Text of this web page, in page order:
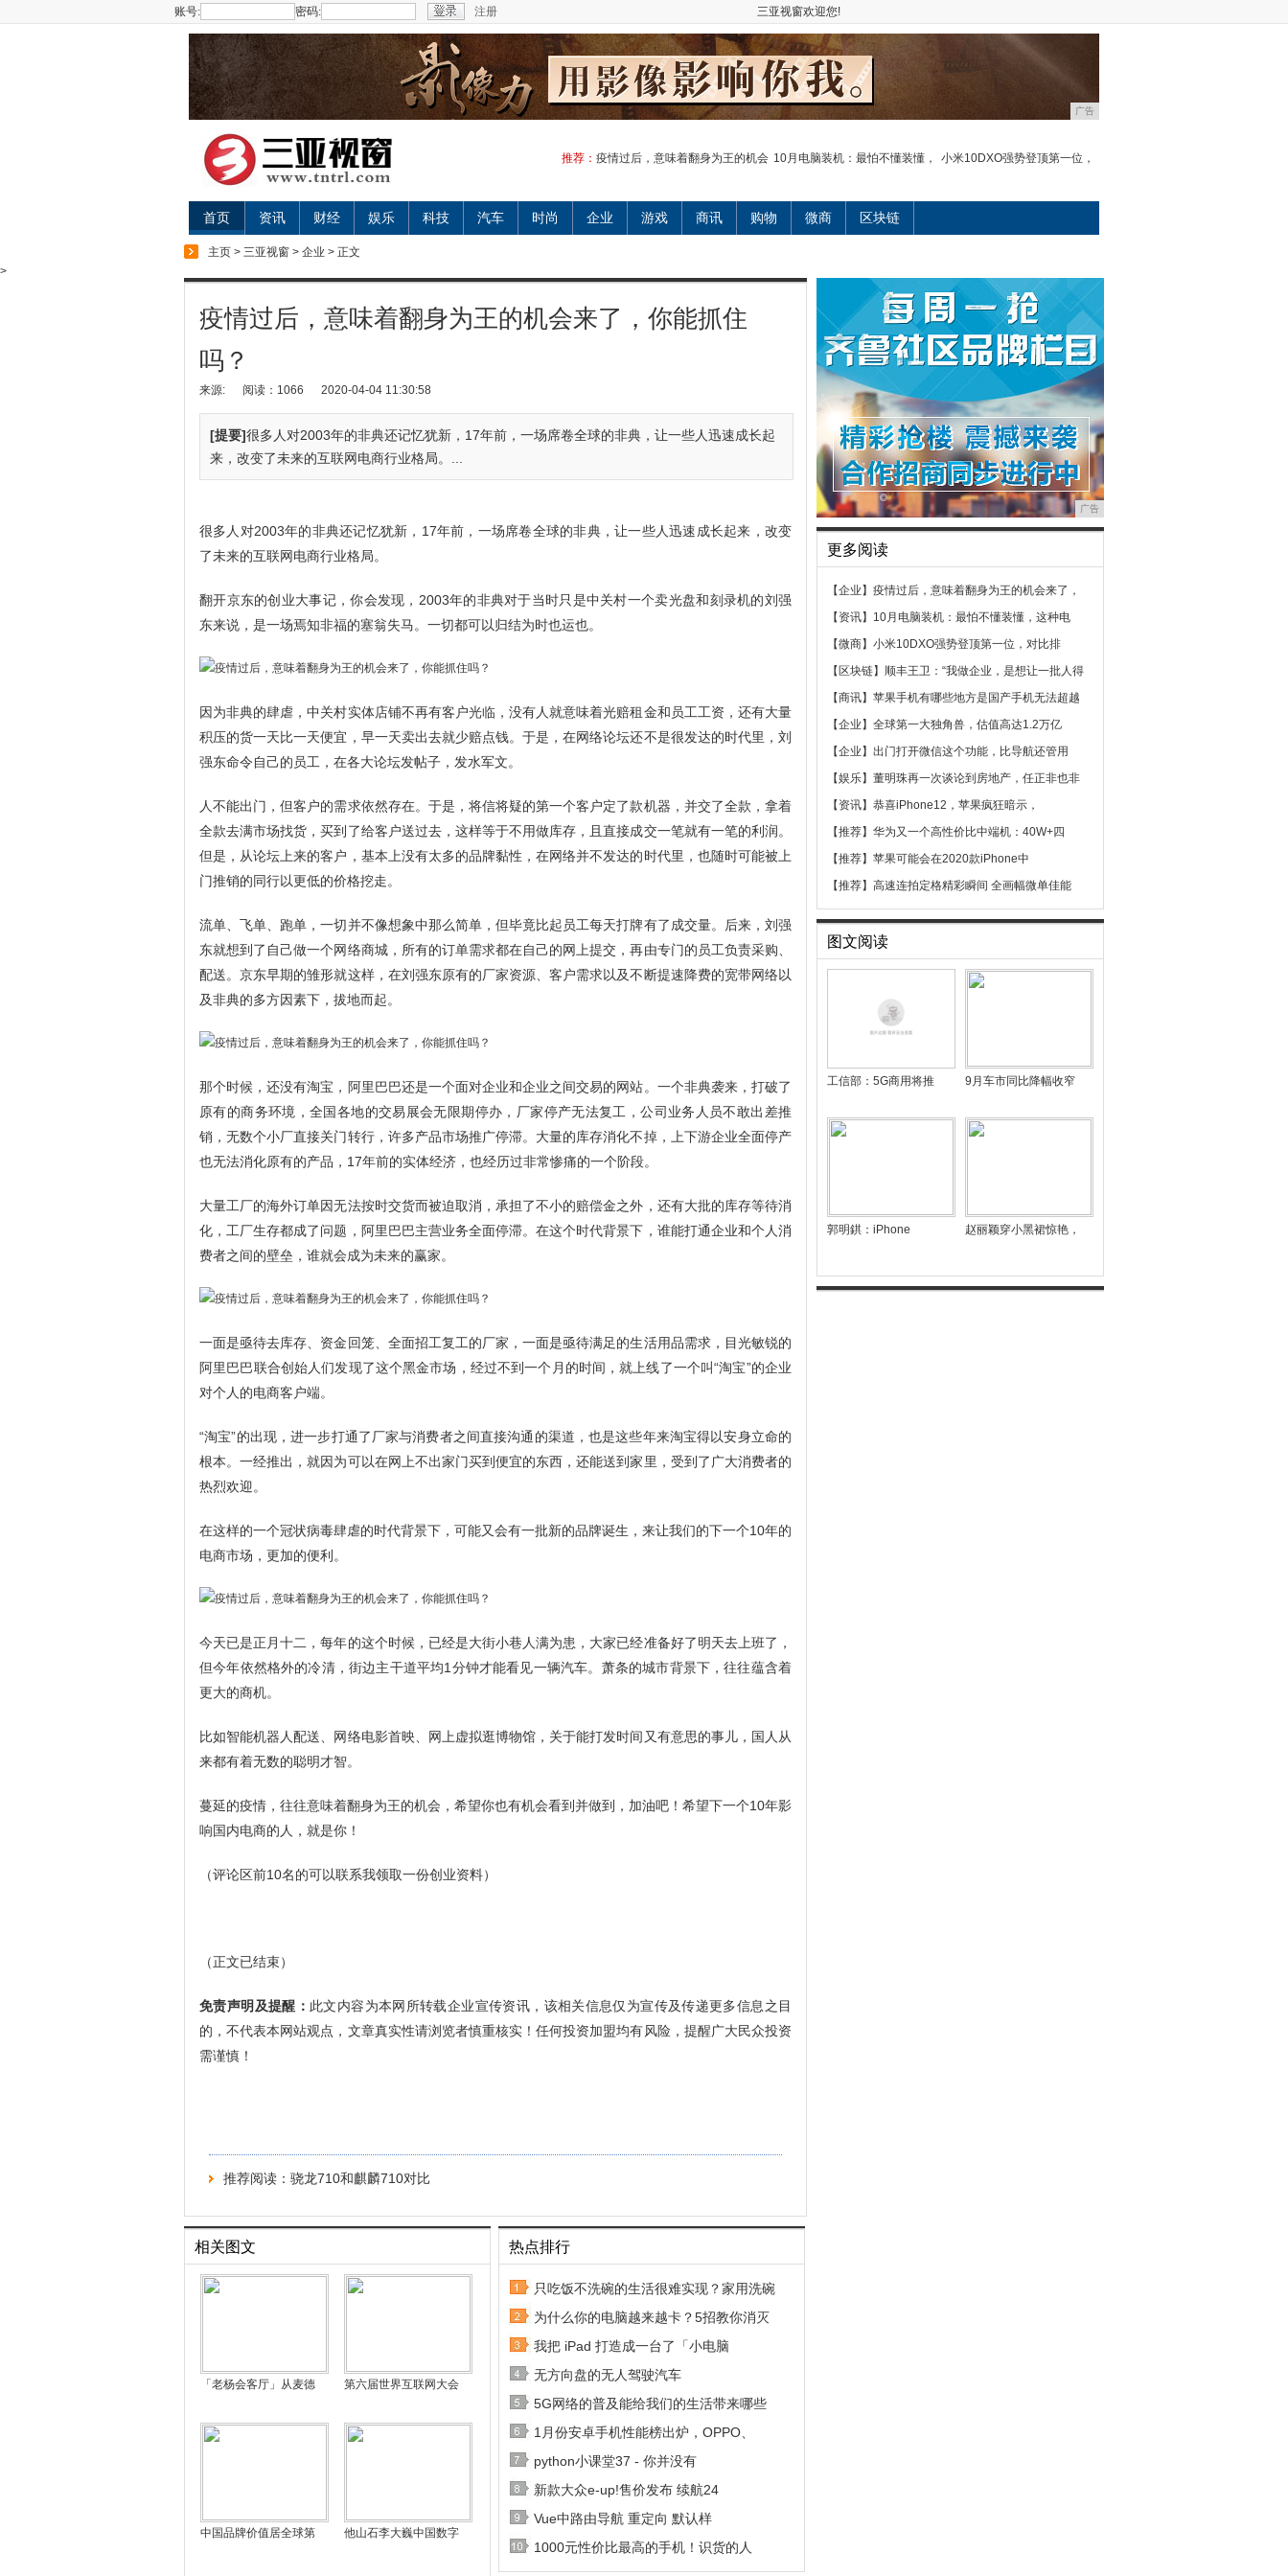
账号: 密码: 注册 三亚视窗欢迎您!
广告
推荐： 疫情过后，意味着翻身为王的机会 10月电脑装机：最怕不懂装懂， 小米10DXO强势登顶第一位，
首页 资讯 财经 娱乐 科技 汽车 时尚 企业 游戏 商讯 购物 微商 区块链
主页 > 三亚视窗 > 企业 > 正文
>
疫情过后，意味着翻身为王的机会来了，你能抓住
吗？
来源: 阅读：1066 2020-04-04 11:30:58
[提要]很多人对2003年的非典还记忆犹新，17年前，一场席卷全球的非典，让一些人迅速成长起
来，改变了未来的互联网电商行业格局。...
很多人对2003年的非典还记忆犹新，17年前，一场席卷全球的非典，让一些人迅速成长起来，改变
了未来的互联网电商行业格局。
翻开京东的创业大事记，你会发现，2003年的非典对于当时只是中关村一个卖光盘和刻录机的刘强
东来说，是一场焉知非福的塞翁失马。一切都可以归结为时也运也。
因为非典的肆虐，中关村实体店铺不再有客户光临，没有人就意味着光赔租金和员工工资，还有大量
积压的货一天比一天便宜，早一天卖出去就少赔点钱。于是，在网络论坛还不是很发达的时代里，刘
强东命令自己的员工，在各大论坛发帖子，发水军文。
人不能出门，但客户的需求依然存在。于是，将信将疑的第一个客户定了款机器，并交了全款，拿着
全款去满市场找货，买到了给客户送过去，这样等于不用做库存，且直接成交一笔就有一笔的利润。
但是，从论坛上来的客户，基本上没有太多的品牌黏性，在网络并不发达的时代里，也随时可能被上
门推销的同行以更低的价格挖走。
流单、飞单、跑单，一切并不像想象中那么简单，但毕竟比起员工每天打牌有了成交量。后来，刘强
东就想到了自己做一个网络商城，所有的订单需求都在自己的网上提交，再由专门的员工负责采购、
配送。京东早期的雏形就这样，在刘强东原有的厂家资源、客户需求以及不断提速降费的宽带网络以
及非典的多方因素下，拔地而起。
那个时候，还没有淘宝，阿里巴巴还是一个面对企业和企业之间交易的网站。一个非典袭来，打破了
原有的商务环境，全国各地的交易展会无限期停办，厂家停产无法复工，公司业务人员不敢出差推
销，无数个小厂直接关门转行，许多产品市场推广停滞。大量的库存消化不掉，上下游企业全面停产
也无法消化原有的产品，17年前的实体经济，也经历过非常惨痛的一个阶段。
大量工厂的海外订单因无法按时交货而被迫取消，承担了不小的赔偿金之外，还有大批的库存等待消
化，工厂生存都成了问题，阿里巴巴主营业务全面停滞。在这个时代背景下，谁能打通企业和个人消
费者之间的壁垒，谁就会成为未来的赢家。
一面是亟待去库存、资金回笼、全面招工复工的厂家，一面是亟待满足的生活用品需求，目光敏锐的
阿里巴巴联合创始人们发现了这个黑金市场，经过不到一个月的时间，就上线了一个叫“淘宝”的企业
对个人的电商客户端。
“淘宝”的出现，进一步打通了厂家与消费者之间直接沟通的渠道，也是这些年来淘宝得以安身立命的
根本。一经推出，就因为可以在网上不出家门买到便宜的东西，还能送到家里，受到了广大消费者的
热烈欢迎。
在这样的一个冠状病毒肆虐的时代背景下，可能又会有一批新的品牌诞生，来让我们的下一个10年的
电商市场，更加的便利。
今天已是正月十二，每年的这个时候，已经是大街小巷人满为患，大家已经准备好了明天去上班了，
但今年依然格外的冷清，街边主干道平均1分钟才能看见一辆汽车。萧条的城市背景下，往往蕴含着
更大的商机。
比如智能机器人配送、网络电影首映、网上虚拟逛博物馆，关于能打发时间又有意思的事儿，国人从
来都有着无数的聪明才智。
蔓延的疫情，往往意味着翻身为王的机会，希望你也有机会看到并做到，加油吧！希望下一个10年影
响国内电商的人，就是你！
（评论区前10名的可以联系我领取一份创业资料）
（正文已结束）
免责声明及提醒： 此文内容为本网所转载企业宣传资讯，该相关信息仅为宣传及传递更多信息之目
的，不代表本网站观点，文章真实性请浏览者慎重核实！任何投资加盟均有风险，提醒广大民众投资
需谨慎！
推荐阅读： 骁龙710和麒麟710对比
相关图文
「老杨会客厅」从麦德 第六届世界互联网大会
中国品牌价值居全球第 他山石李大巍中国数字
热点排行
只吃饭不洗碗的生活很难实现？家用洗碗
为什么你的电脑越来越卡？5招教你消灭
我把 iPad 打造成一台了「小电脑
无方向盘的无人驾驶汽车
5G网络的普及能给我们的生活带来哪些
1月份安卓手机性能榜出炉，OPPO、
python小课堂37 - 你并没有
新款大众e-up!售价发布 续航24
Vue中路由导航 重定向 默认样
1000元性价比最高的手机！识货的人
广告
更多阅读
【企业】 疫情过后，意味着翻身为王的机会来了，
【资讯】 10月电脑装机：最怕不懂装懂，这种电
【微商】 小米10DXO强势登顶第一位，对比排
【区块链】 顺丰王卫：“我做企业，是想让一批人得
【商讯】 苹果手机有哪些地方是国产手机无法超越
【企业】 全球第一大独角兽，估值高达1.2万亿
【企业】 出门打开微信这个功能，比导航还管用
【娱乐】 董明珠再一次谈论到房地产，任正非也非
【资讯】 恭喜iPhone12，苹果疯狂暗示，
【推荐】 华为又一个高性价比中端机：40W+四
【推荐】 苹果可能会在2020款iPhone中
【推荐】 高速连拍定格精彩瞬间 全画幅微单佳能
图文阅读
工信部：5G商用将推 9月车市同比降幅收窄
郭明錤：iPhone 赵丽颖穿小黑裙惊艳，